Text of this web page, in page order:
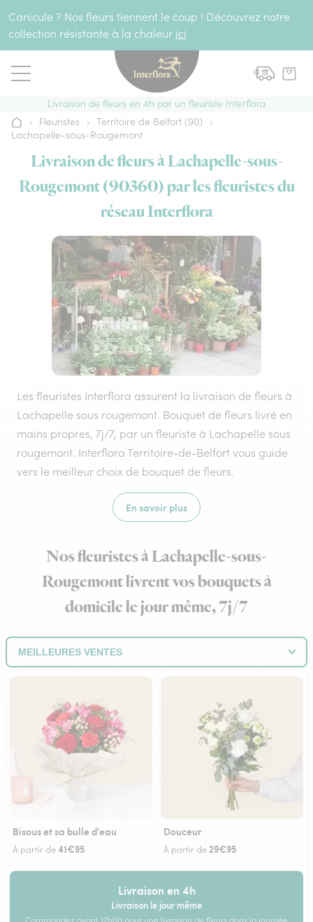
Canicule ? Nos fleurs tiennent le coup ! Découvrez notre
collection résistante à la chaleur ici
Livraison de fleurs en 4h par un fleuriste Interflora
Accueil
› Fleuristes › Territoire de Belfort (90)
›
Lachapelle-sous-Rougemont
Livraison de fleurs à Lachapelle-sous-
Rougemont (90360) par les fleuristes du
réseau Interflora
Les fleuristes Interflora assurent la livraison de fleurs à
Lachapelle sous rougemont. Bouquet de fleurs livré en
mains propres, 7j/7, par un fleuriste à Lachapelle sous
rougemont. Interflora Territoire-de-Belfort vous guide
vers le meilleur choix de bouquet de fleurs.
En savoir plus
Nos fleuristes à Lachapelle-sous-
Rougemont livrent vos bouquets à
domicile le jour même, 7j/7
Bisous et sa bulle d'eau
À partir de41€95
Douceur
À partir de 29€95
Livraison en 4h
Livraison le jour même